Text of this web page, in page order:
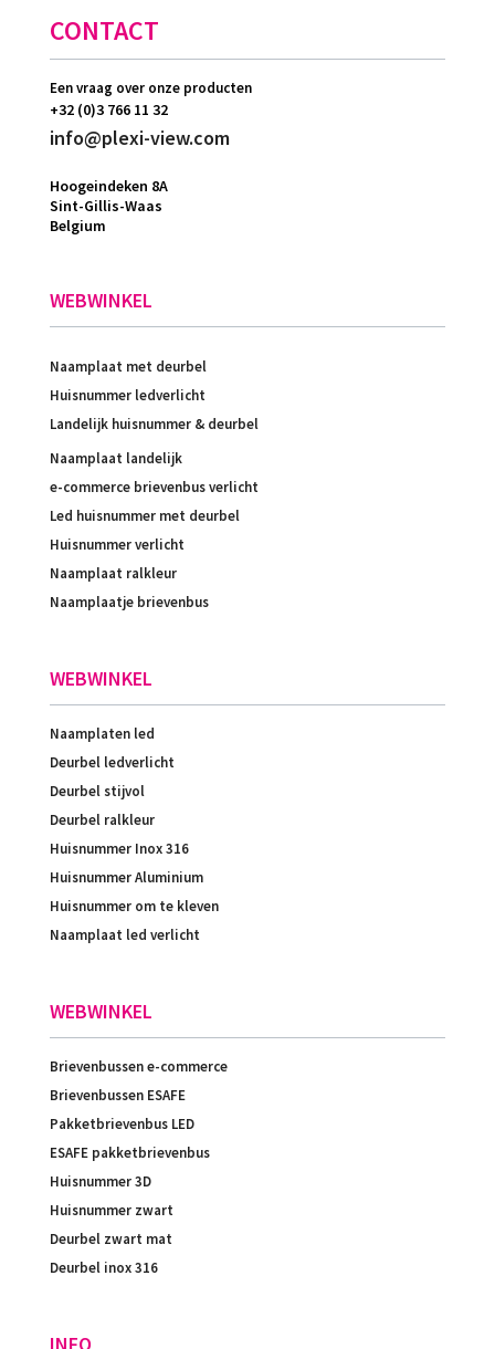
CONTACT
Een vraag over onze producten
+32 (0)3 766 11 32
info@plexi-view.com
Hoogeindeken 8A
Sint-Gillis-Waas
Belgium
WEBWINKEL
Naamplaat met deurbel
Huisnummer ledverlicht
Landelijk huisnummer & deurbel
Naamplaat landelijk
e-commerce brievenbus verlicht
Led huisnummer met deurbel
Huisnummer verlicht
Naamplaat ralkleur
Naamplaatje brievenbus
WEBWINKEL
Naamplaten led
Deurbel ledverlicht
Deurbel stijvol
Deurbel ralkleur
Huisnummer Inox 316
Huisnummer Aluminium
Huisnummer om te kleven
Naamplaat led verlicht
WEBWINKEL
Brievenbussen e-commerce
Brievenbussen ESAFE
Pakketbrievenbus LED
ESAFE pakketbrievenbus
Huisnummer 3D
Huisnummer zwart
Deurbel zwart mat
Deurbel inox 316